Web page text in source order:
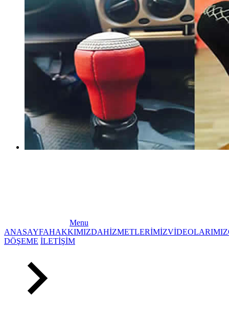
Menu
ANASAYFAHAKKIMIZDAHİZMETLERİMİZVİDEOLARIMIZ
DÖŞEME İLETİŞİM